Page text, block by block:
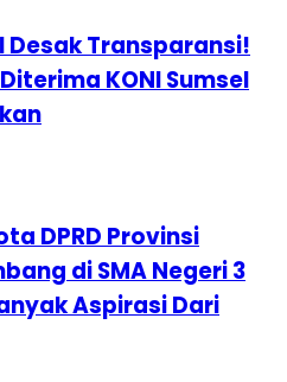
Desak Transparansi!
KONI Sumsel
DPRD Provinsi
di SMA Negeri 3
Aspirasi Dari